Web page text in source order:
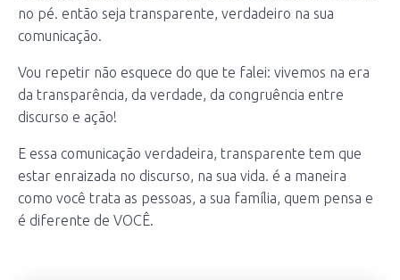
no pé. então seja transparente, verdadeiro na sua
comunicação.
Vou repetir não esquece do que te falei: vivemos na era
da transparência, da verdade, da congruência entre
discurso e ação!
E essa comunicação verdadeira, transparente tem que
estar enraizada no discurso, na sua vida. é a maneira
como você trata as pessoas, a sua família, quem pensa e
é diferente de VOCÊ.